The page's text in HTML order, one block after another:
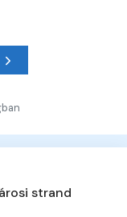
strand